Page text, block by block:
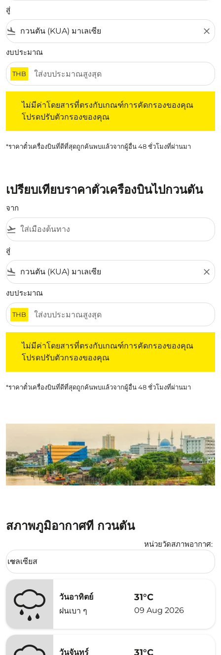
สู่
flight_land close
งบประมาณ
THB
ไม่มีค่าโดยสารที่ตรงกับเกณฑ์การคัดกรองของคุณ
โปรดปรับตัวกรองของคุณ
*ราคาตั๋วเครื่องบินที่ดีที่สุดถูกค้นพบแล้วจากผู้อื่น 48 ชั่วโมงที่ผ่านมา
เปรียบเทียบราคาตั๋วเครื่องบินไปกวนตัน
จาก
flight_takeoff
สู่
flight_land close
งบประมาณ
THB
ไม่มีค่าโดยสารที่ตรงกับเกณฑ์การคัดกรองของคุณ
โปรดปรับตัวกรองของคุณ
*ราคาตั๋วเครื่องบินที่ดีที่สุดถูกค้นพบแล้วจากผู้อื่น 48 ชั่วโมงที่ผ่านมา
สภาพภูมิอากาศที่ กวนตัน
หน่วยวัดสภาพอากาศ:
Weather unit option เซลเซียส Selected
เซลเซียส
keyboard_arrow_down
วันอาทิตย์
ฝนเบา ๆ
31°C
09 Aug 2026
วันจันทร์ 31°C